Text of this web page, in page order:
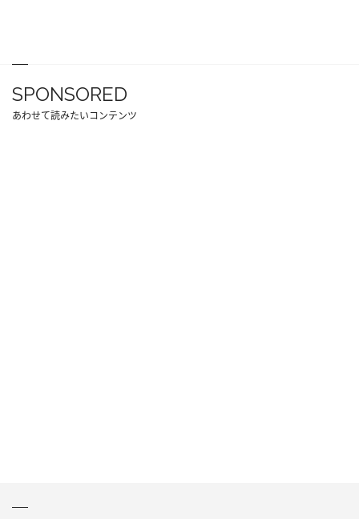
SPONSORED
あわせて読みたいコンテンツ